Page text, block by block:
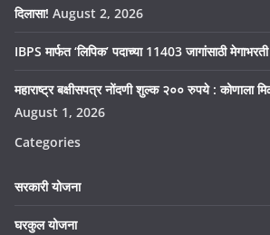
दिलासा! August 2, 2026
IBPS मार्फत ‘लिपिक’ पदाच्या 11403 जागांसाठी मेगाभरती
महाराष्ट्र बक्षीसपत्र नोंदणी शुल्क २०० रुपये : कोणाला
August 1, 2026
Categories
सरकारी योजना
घरकुल योजना